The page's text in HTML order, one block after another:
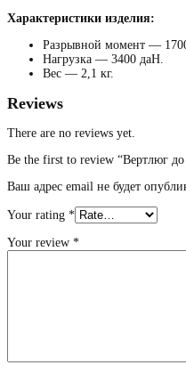
Характеристики изделия:
Разрывной момент —
Нагрузка — 3400 даН.
Вес — 2,1 кг.
Reviews
There are no reviews yet.
Be the first to review “Вертлюг
Ваш адрес email не будет
Your rating *
Your review *